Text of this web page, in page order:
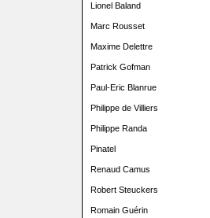
Lionel Baland
Marc Rousset
Maxime Delettre
Patrick Gofman
Paul-Eric Blanrue
Philippe de Villiers
Philippe Randa
Pinatel
Renaud Camus
Robert Steuckers
Romain Guérin